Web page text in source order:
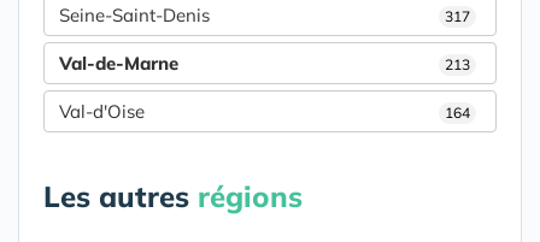
Seine-Saint-Denis 317
Val-de-Marne 213
Val-d'Oise 164
Les autres régions